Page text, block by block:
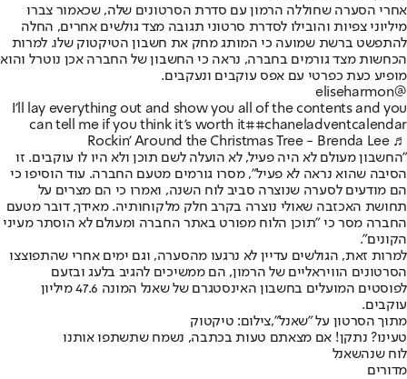
אחרי הסערה שחוללה הרמון עם סדרת הסרטונים שלה, שכאמור צברו
מיליוני צפיות והובילו לסדרת סרטוני תגובה מצד גולשים אחרים, החלה
להתפשט ברשת שמועה כי המותג מחק את חשבון הטיקטוק שלו. למרות
הכחשות מצד גורמים בחברה, נראה כי החשבון של החברה אכן נוטרל והוא
מופיע כעת כפרטי עם אפס עוקבים ונעקבים.
@eliseharmon
I’ll lay everything out and show you all of the contents and you
can tell me if you think it’s worth it##chaneladventcalendar
♬ Rockin' Around the Christmas Tree - Brenda Lee
"החשבון מעולם לא היה פעיל, לא הועלה לשם תוכן ולא היו לו עוקבים. זו
הסיבה שהוא נראה לא פעיל", מסרו גורמים מטעם החברה. עוד הוסיפו כי
הם מודעים לסערה שנוצרה סביב לוח השנה, ואמרו כי הם מצרים על
תחושת האכזבה שאולי נוצרה בקרב חלק מלקוחותיה. מאידך, דובר מטעם
החברה מסר כי "תוכן הלוח מפורט באתר החברה ומעולם לא הוסתר מעיני
הקונים".
למרות זאת, הגולשים עדיין לא נרגעו מהסערה, וגם ימים אחרי שהתפוצצו
הסרטונים הוויראליים של הרמון, הם ממשיכים להגיב בלעג ובזעם
לפוסטים המועלים בחשבון האינסטגרם של שאנל המונה 47.6 מיליון
עוקבים.
מתוך הסרטון על "שאנל",צילום: טיקטוק
טעינו? נתקן! אם מצאתם טעות בכתבה, נשמח שתשתפו אותנו
לוח שנהשאנל
מדורים